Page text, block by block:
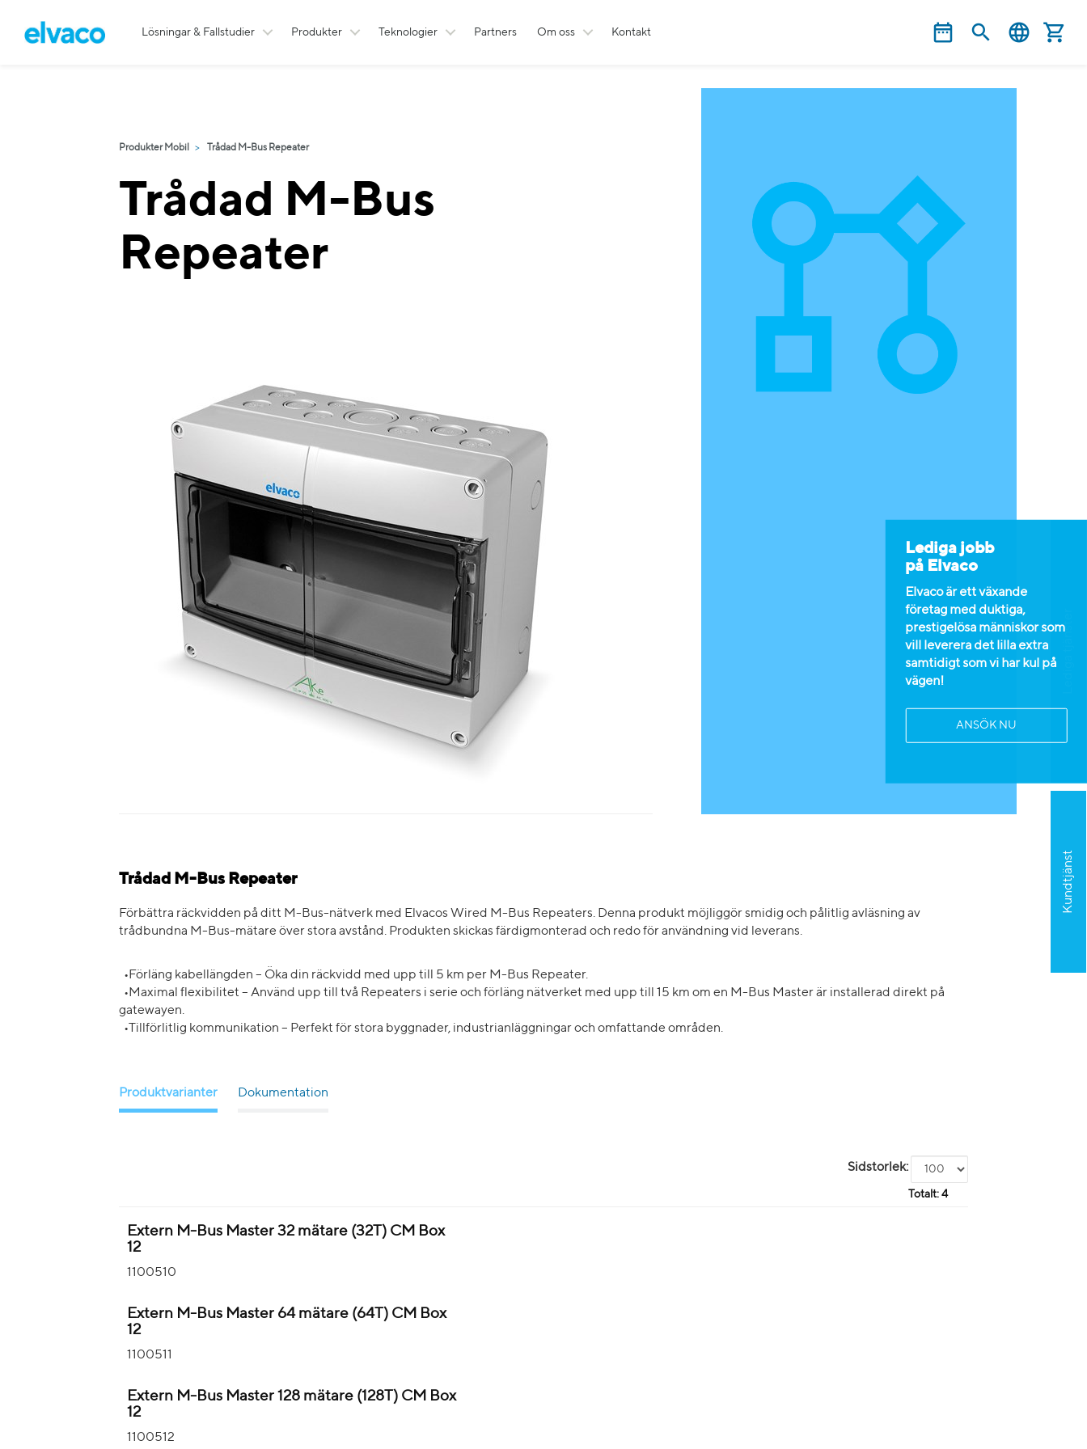
Lösningar & Fallstudier Produkter Teknologier Partners Om oss Kontakt
Kundtjänst
Lediga tjänster
Lediga jobb
på Elvaco
Elvaco är ett växande
företag med duktiga,
prestigelösa människor som
vill leverera det lilla extra
samtidigt som vi har kul på
vägen!
ANSÖK NU
Produkter Mobil Trådad M-Bus Repeater
Trådad M-Bus
Repeater
Trådad M-Bus Repeater
Förbättra räckvidden på ditt M-Bus-nätverk med Elvacos Wired M-Bus Repeaters. Denna produkt möjliggör smidig och pålitlig avläsning av
trådbundna M-Bus-mätare över stora avstånd. Produkten skickas färdigmonterad och redo för användning vid leverans.
•Förläng kabellängden – Öka din räckvidd med upp till 5 km per M-Bus Repeater.
•Maximal flexibilitet – Använd upp till två Repeaters i serie och förläng nätverket med upp till 15 km om en M-Bus Master är installerad direkt på
gatewayen.
•Tillförlitlig kommunikation – Perfekt för stora byggnader, industrianläggningar och omfattande områden.
Produktvarianter Dokumentation
Sidstorlek:
Totalt: 4
Extern M-Bus Master 32 mätare (32T) CM Box
12
1100510
Extern M-Bus Master 64 mätare (64T) CM Box
12
1100511
Extern M-Bus Master 128 mätare (128T) CM Box
12
1100512